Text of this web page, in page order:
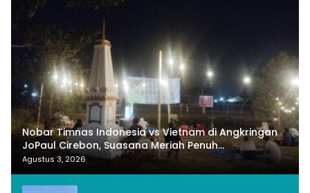
Nobar Timnas Indonesia vs Vietnam di Angkringan
JoPaul Cirebon, Suasana Meriah Penuh
Nasionalisme
Agustus 3, 2026